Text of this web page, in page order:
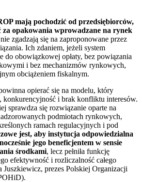
mają pochodzić od przedsiębiorców,
za opakowania wprowadzane na rynek
zgadzają się na zaproponowane przez
Ich zdaniem, jeżeli system
do obowiązkowej opłaty, bez powiązania
i bez mechanizmów rynkowych,
obciążeniem fiskalnym.
opierać się na modelu, który
konkurencyjność i brak konfliktu interesów.
sprawdza się rozwiązanie oparte na
podmiotach rynkowych,
ramach regulacyjnych i pod
jest, aby instytucja odpowiedzialna
jego beneficjentem w sensie
środkami, lecz pełniła funkcję
efektywność i rozliczalność całego
Juszkiewicz, prezes Polskiej Organizacji